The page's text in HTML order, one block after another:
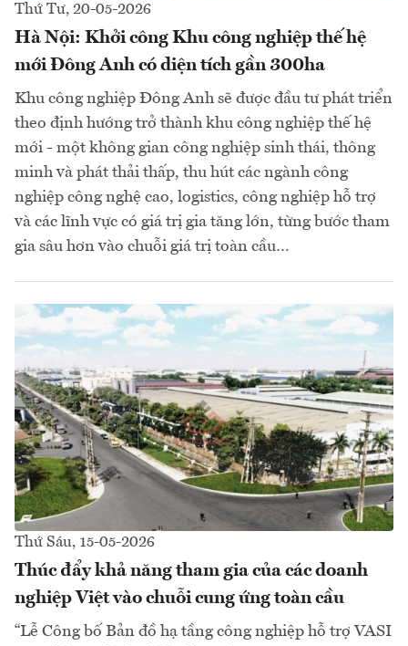
Thứ Tư, 20-05-2026
Hà Nội: Khởi công Khu công nghiệp thế hệ
mới Đông Anh có diện tích gần 300ha
Khu công nghiệp Đông Anh sẽ được đầu tư phát triển
theo định hướng trở thành khu công nghiệp thế hệ
mới - một không gian công nghiệp sinh thái, thông
minh và phát thải thấp, thu hút các ngành công
nghiệp công nghệ cao, logistics, công nghiệp hỗ trợ
và các lĩnh vực có giá trị gia tăng lớn, từng bước tham
gia sâu hơn vào chuỗi giá trị toàn cầu…
Thứ Sáu, 15-05-2026
Thúc đẩy khả năng tham gia của các doanh
nghiệp Việt vào chuỗi cung ứng toàn cầu
“Lễ Công bố Bản đồ hạ tầng công nghiệp hỗ trợ VASI